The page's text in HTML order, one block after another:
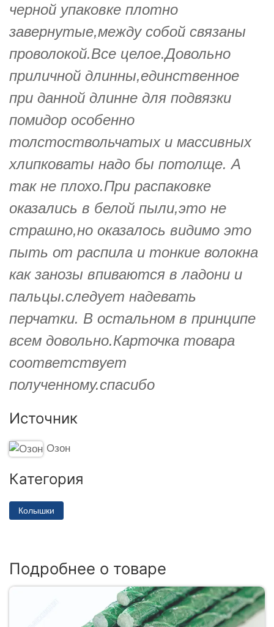
черной упаковке плотно
завернутые,между собой связаны
проволокой.Все целое.Довольно
приличной длинны,единственное
при данной длинне для подвязки
помидор особенно
толстоствольчатых и массивных
хлипковаты надо бы потолще. А
так не плохо.При распаковке
оказались в белой пыли,это не
страшно,но оказалось видимо это
пыть от распила и тонкие волокна
как занозы впиваются в ладони и
пальцы.следует надевать
перчатки. В остальном в принципе
всем довольно.Карточка товара
соответствует
полученному.спасибо
Источник
Озон
Категория
Колышки
Подробнее о товаре